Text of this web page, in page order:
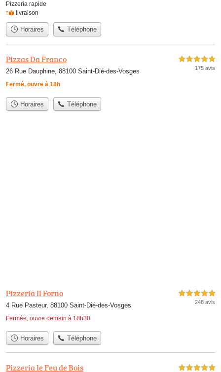
Pizzeria rapide
livraison
Horaires Téléphone
Pizzas Da Franco
26 Rue Dauphine, 88100 Saint-Dié-des-Vosges
Fermé, ouvre à 18h
5,0 étoiles sur 5
175 avis
Horaires Téléphone
Pizzeria Il Forno
4 Rue Pasteur, 88100 Saint-Dié-des-Vosges
Fermée, ouvre demain à 18h30
5,0 étoiles sur 5
248 avis
Horaires Téléphone
Pizzeria le Feu de Bois 5,0 étoiles sur 5